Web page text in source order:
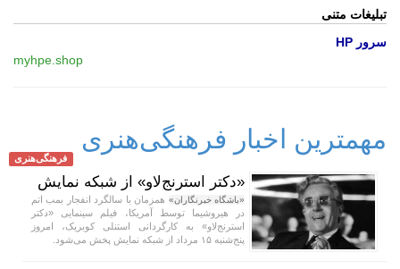
تبلیغات متنی
سرور HP
myhpe.shop
مهمترین اخبار فرهنگی‌هنری
فرهنگی‌هنری
«دکتر استرنج‌لاو» از شبکه نمایش
«باشگاه خبرنگاران» همزمان با سالگرد انفجار بمب اتم
در هیروشیما توسط آمریکا، فیلم سینمایی «دکتر
استرنج‌لاو» به کارگردانی استنلی کوبریک، امروز
پنج‌شنبه ۱۵ مرداد از شبکه نمایش پخش می‌شود.